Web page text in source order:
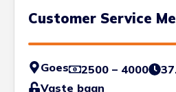
Customer Service
Goes 2500 – 4000
Vaste baan